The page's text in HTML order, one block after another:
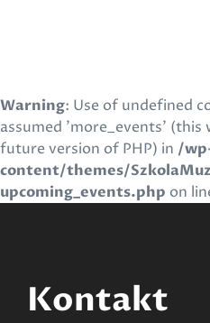
Warning: Use of undefined
assumed 'more_events' (this
future version of PHP) in /
content/themes/
upcoming_events.php on
Kontakt